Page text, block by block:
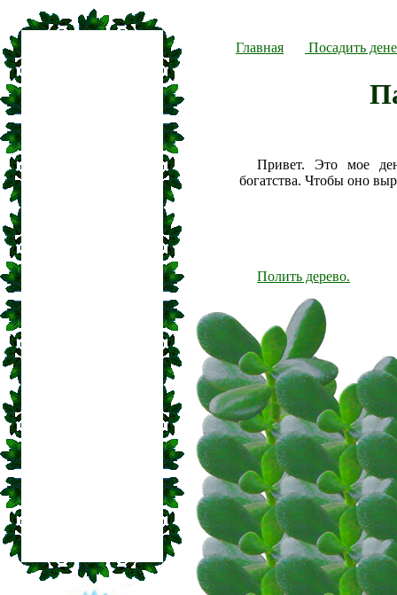
Главная Посадить
Привет. Это мое
богатства. Чтобы оно
Полить дерево.